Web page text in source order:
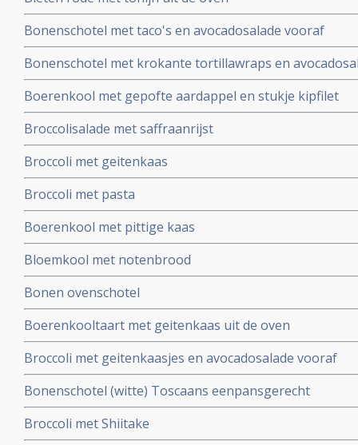
Bonenschotel met taco's en avocadosalade vooraf
Bonenschotel met krokante tortillawraps en
Boerenkool met gepofte aardappel en stukje kipfilet
Broccolisalade met saffraanrijst
Broccoli met geitenkaas
Broccoli met pasta
Boerenkool met pittige kaas
Bloemkool met notenbrood
Bonen ovenschotel
Boerenkooltaart met geitenkaas uit de oven
Broccoli met geitenkaasjes en avocadosalade vooraf
Bonenschotel (witte) Toscaans eenpansgerecht
Broccoli met Shiitake